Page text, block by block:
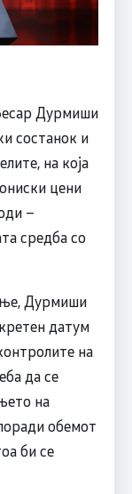
Дурмиши
состанок и
на која
цени
–
средба со
Дурмиши
датум
на
да се
на
обемот
би се